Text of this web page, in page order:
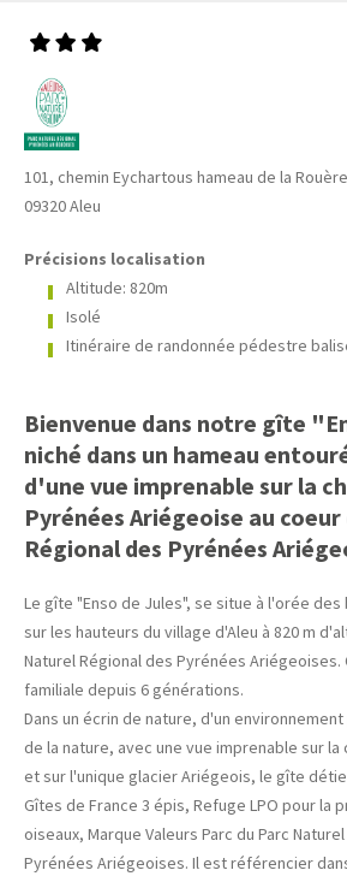
101, chemin Eychartous hameau de la Rouère
09320Aleu
Précisions localisation
Altitude: 820m
Isolé
Itinéraire de randonnée pédestre
Bienvenue dans notre gîte
niché dans un hameau
d'une vue imprenable sur la
Pyrénées Ariégeoise au
Régional des Pyrénées
Le gîte "Enso de Jules", se situe à l'orée des
sur les hauteurs du village d'Aleu à 820 m
Naturel Régional des Pyrénées
familiale depuis 6 générations.
Dans un écrin de nature, d'un
de la nature, avec une vue imprenable sur la
et sur l'unique glacier Ariégeois, le gîte
Gîtes de France 3 épis, Refuge LPO pour la
oiseaux, Marque Valeurs Parc du Parc
Pyrénées Ariégeoises. Il est référencier